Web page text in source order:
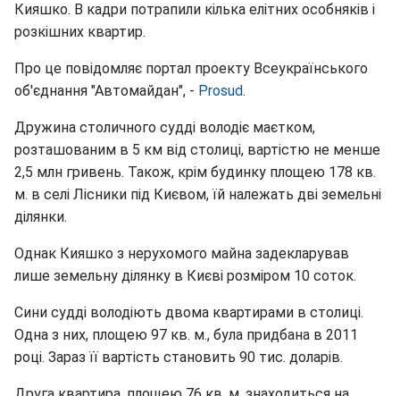
Кияшко. В кадри потрапили кілька елітних особняків і
розкішних квартир.
Про це повідомляє портал проекту Всеукраїнського
об'єднання "Автомайдан", - Prosud.
Дружина столичного судді володіє маєтком,
розташованим в 5 км від столиці, вартістю не менше
2,5 млн гривень. Також, крім будинку площею 178 кв.
м. в селі Лісники під Києвом, їй належать дві земельні
ділянки.
Однак Кияшко з нерухомого майна задекларував
лише земельну ділянку в Києві розміром 10 соток.
Сини судді володіють двома квартирами в столиці.
Одна з них, площею 97 кв. м., була придбана в 2011
році. Зараз її вартість становить 90 тис. доларів.